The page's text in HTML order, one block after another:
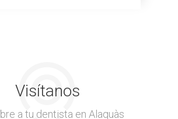
Visítanos
a tu dentista en Alaquàs